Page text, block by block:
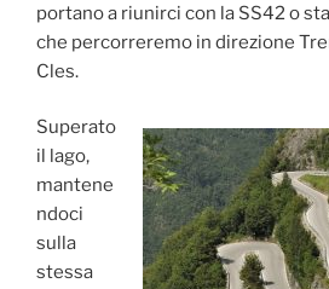
portano a riunirci con la SS42 o
che percorreremo in direzione
Cles.
Superato
il lago,
mantene
ndoci
sulla
stessa